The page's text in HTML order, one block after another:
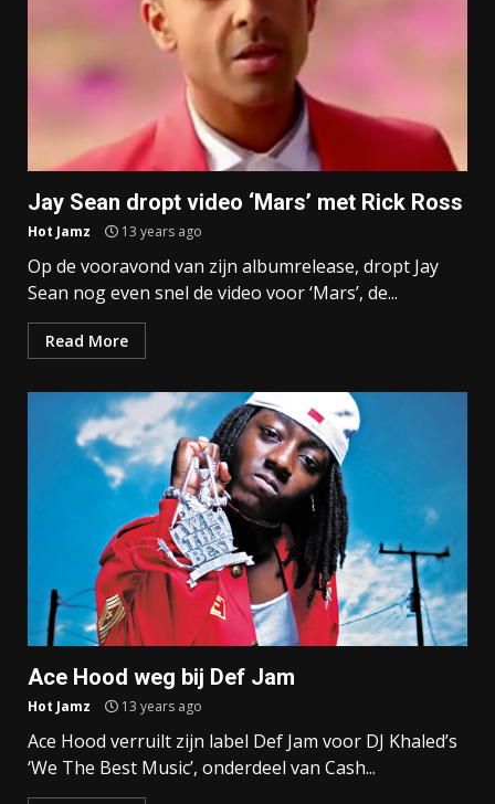
Jay Sean dropt video ‘Mars’ met Rick Ross
Hot Jamz 13 years ago
Op de vooravond van zijn albumrelease, dropt Jay
Sean nog even snel de video voor ‘Mars’, de...
Read More
Ace Hood weg bij Def Jam
Hot Jamz 13 years ago
Ace Hood verruilt zijn label Def Jam voor DJ Khaled’s
‘We The Best Music’, onderdeel van Cash...